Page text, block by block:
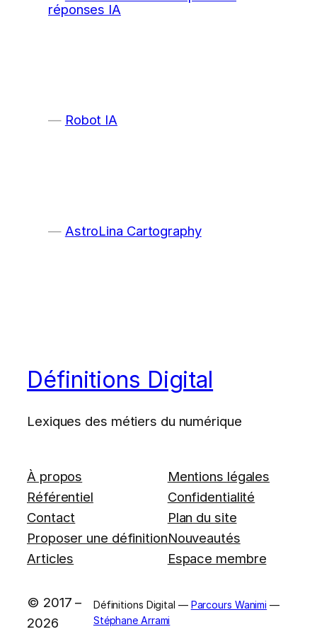
réponses IA
Robot IA
AstroLina Cartography
Définitions Digital
Lexiques des métiers du numérique
À propos
Référentiel
Contact
Proposer une définition
Articles
Mentions légales
Confidentialité
Plan du site
Nouveautés
Espace membre
© 2017 –
2026
Définitions Digital — Parcours Wanimi —
Stéphane Arrami